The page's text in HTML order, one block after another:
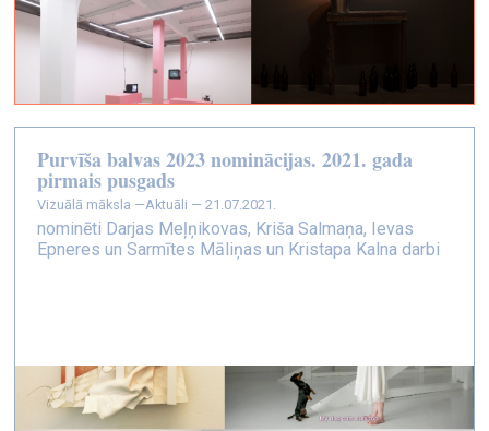
Purvīša balvas 2023 nominācijas. 2021. gada
pirmais pusgads
vizuālā māksla —Aktuāli — 21.07.2021.
nominēti Darjas Meļņikovas, Kriša Salmaņa, Ievas
Epneres un Sarmītes Māliņas un Kristapa Kalna darbi